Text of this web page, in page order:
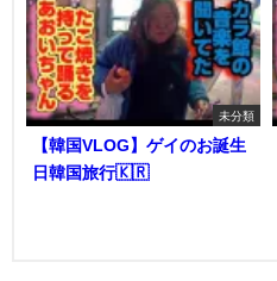
未分類
【韓国VLOG】ゲイのお誕生
日韓国旅行🇰🇷